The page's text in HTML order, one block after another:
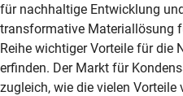
für nachhaltige Entwicklung
transformative Materiallösung
Reihe wichtiger Vorteile für die
erfinden. Der Markt für
zugleich, wie die vielen